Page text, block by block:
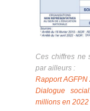
Ces chiffres ne
par ailleurs :
Rapport AGFPN
Dialogue
millions en 2022